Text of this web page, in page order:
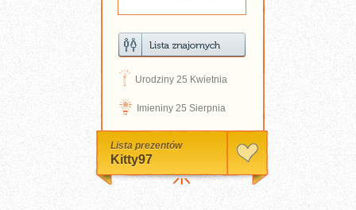
D Urodziny 25 Kwietnia
N Imieniny 25 Sierpnia
Lista prezentów
Kitty97